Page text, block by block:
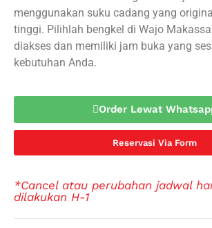
menggunakan suku cadang yang
tinggi. Pilihlah bengkel di Wajo
diakses dan memiliki jam buka yang
kebutuhan Anda.
Order Lewat
Reservasi Via Form
*Cancel atau perubahan jadwal
dilakukan H-1